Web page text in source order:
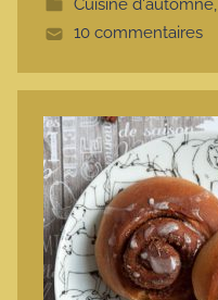
Cuisine d'automne,
10 commentaires